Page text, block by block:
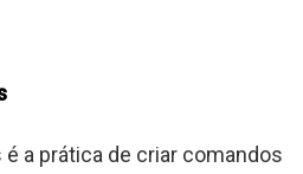
a prática de criar comandos